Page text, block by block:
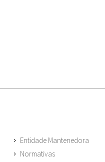
Entidade Mantenedora
Normativas